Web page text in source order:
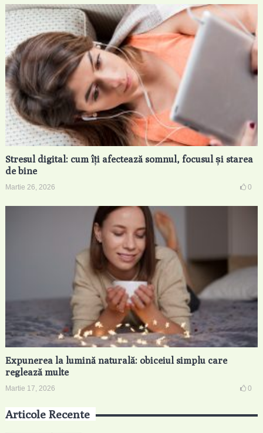
Stresul digital: cum îți afectează somnul, focusul și starea
de bine
Martie 26, 2026 0
Expunerea la lumină naturală: obiceiul simplu care
reglează multe
Martie 17, 2026 0
Articole Recente